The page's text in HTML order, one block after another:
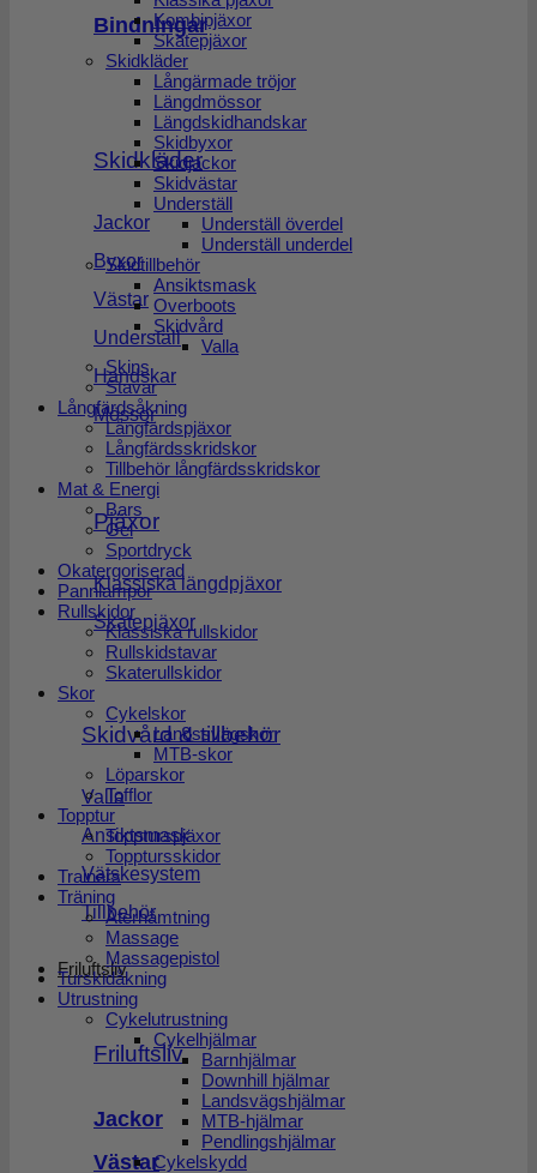
Bindningar
Skidkläder
Jackor
Byxor
Västar
Underställ
Handskar
Mössor
Pjäxor
Klassiska längdpjäxor
Skatepjäxor
Skidvård & tillbehör
Valla
Ansiktsmask
Vätskesystem
Tillbehör
Friluftsliv
Friluftsliv
Jackor
Västar
Kombipjäxor
Skatepjäxor
Skidkläder
Långärmade tröjor
Längdmössor
Längdskidhandskar
Skidbyxor
Skidjackor
Skidvästar
Underställ
Underställ överdel
Underställ underdel
Skidtillbehör
Ansiktsmask
Overboots
Skidvård
Valla
Skins
Stavar
Långfärdsåkning
Långfärdspjäxor
Långfärdsskridskor
Tillbehör långfärdsskridskor
Mat & Energi
Bars
Gel
Sportdryck
Okatergoriserad
Pannlampor
Rullskidor
Klassiska rullskidor
Rullskidstavar
Skaterullskidor
Skor
Cykelskor
Landssvägskor
MTB-skor
Löparskor
Tofflor
Topptur
Toppturspjäxor
Topptursskidor
Trainers
Träning
Återhämtning
Massage
Massagepistol
Turskidåkning
Utrustning
Cykelutrustning
Cykelhjälmar
Barnhjälmar
Downhill hjälmar
Landsvägshjälmar
MTB-hjälmar
Pendlingshjälmar
Cykelskydd